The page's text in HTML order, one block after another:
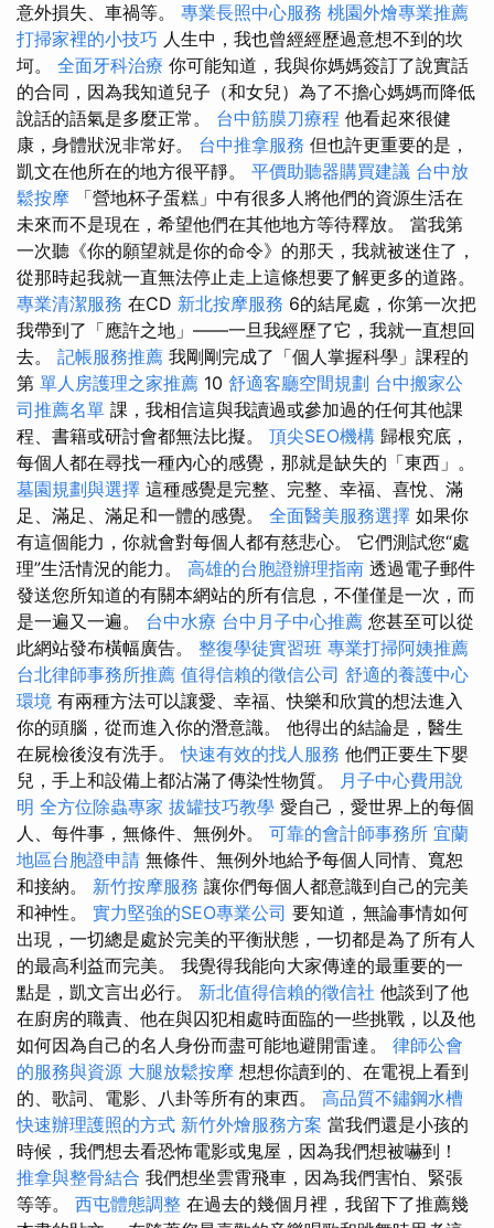
意外損失、車禍等。 專業長照中心服務 桃園外燴專業推薦
打掃家裡的小技巧 人生中，我也曾經經歷過意想不到的坎
坷。 全面牙科治療 你可能知道，我與你媽媽簽訂了說實話
的合同，因為我知道兒子（和女兒）為了不擔心媽媽而降低
說話的語氣是多麼正常。 台中筋膜刀療程 他看起來很健
康，身體狀況非常好。 台中推拿服務 但也許更重要的是，
凱文在他所在的地方很平靜。 平價助聽器購買建議 台中放
鬆按摩
「營地杯子蛋糕」中有很多人將他們的資源生活在
未來而不是現在，希望他們在其他地方等待釋放。 當我第
一次聽《你的願望就是你的命令》的那天，我就被迷住了，
從那時起我就一直無法停止走上這條想要了解更多的道路。
專業清潔服務 在CD 新北按摩服務 6的結尾處，你第一次把
我帶到了「應許之地」——一旦我經歷了它，我就一直想回
去。 記帳服務推薦 我剛剛完成了「個人掌握科學」課程的
第 單人房護理之家推薦 10 舒適客廳空間規劃 台中搬家公
司推薦名單 課，我相信這與我讀過或參加過的任何其他課
程、書籍或研討會都無法比擬。 頂尖SEO機構 歸根究底，
每個人都在尋找一種內心的感覺，那就是缺失的「東西」。
墓園規劃與選擇 這種感覺是完整、完整、幸福、喜悅、滿
足、滿足、滿足和一體的感覺。 全面醫美服務選擇 如果你
有這個能力，你就會對每個人都有慈悲心。 它們測試您“處
理”生活情況的能力。 高雄的台胞證辦理指南 透過電子郵件
發送您所知道的有關本網站的所有信息，不僅僅是一次，而
是一遍又一遍。 台中水療 台中月子中心推薦 您甚至可以從
此網站發布橫幅廣告。 整復學徒實習班 專業打掃阿姨推薦
台北律師事務所推薦 值得信賴的徵信公司 舒適的養護中心
環境 有兩種方法可以讓愛、幸福、快樂和欣賞的想法進入
你的頭腦，從而進入你的潛意識。 他得出的結論是，醫生
在屍檢後沒有洗手。快速有效的找人服務 他們正要生下嬰
兒，手上和設備上都沾滿了傳染性物質。 月子中心費用說
明 全方位除蟲專家 拔罐技巧教學 愛自己，愛世界上的每個
人、每件事，無條件、無例外。 可靠的會計師事務所 宜蘭
地區台胞證申請 無條件、無例外地給予每個人同情、寬恕
和接納。 新竹按摩服務 讓你們每個人都意識到自己的完美
和神性。 實力堅強的SEO專業公司 要知道，無論事情如何
出現，一切總是處於完美的平衡狀態，一切都是為了所有人
的最高利益而完美。 我覺得我能向大家傳達的最重要的一
點是，凱文言出必行。 新北值得信賴的徵信社 他談到了他
在廚房的職責、他在與囚犯相處時面臨的一些挑戰，以及他
如何因為自己的名人身份而盡可能地避開雷達。 律師公會
的服務與資源 大腿放鬆按摩 想想你讀到的、在電視上看到
的、歌詞、電影、八卦等所有的東西。 高品質不鏽鋼水槽
快速辦理護照的方式 新竹外燴服務方案 當我們還是小孩的
時候，我們想去看恐怖電影或鬼屋，因為我們想被嚇到！
推拿與整骨結合 我們想坐雲霄飛車，因為我們害怕、緊張
等等。 西屯體態調整 在過去的幾個月裡，我留下了推薦幾